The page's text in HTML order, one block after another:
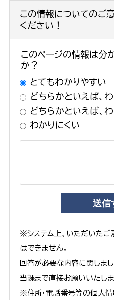
この情報についてのご
ください！
このページの情報は分
か？
とてもわかりやすい
どちらかといえば、
どちらかといえば、
わかりにくい
※システム上、いただいたご
はできません。
回答が必要な内容に関しま
当課まで直接お願いいたしま
※住所・電話番号等の個人